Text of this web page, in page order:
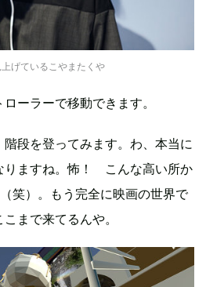
げているこやまたくや
ーラーで移動できます。
階段を登ってみます。わ、本当に
りますね。怖！ こんな高い所か
笑）。もう完全に映画の世界で
まで来てるんや。